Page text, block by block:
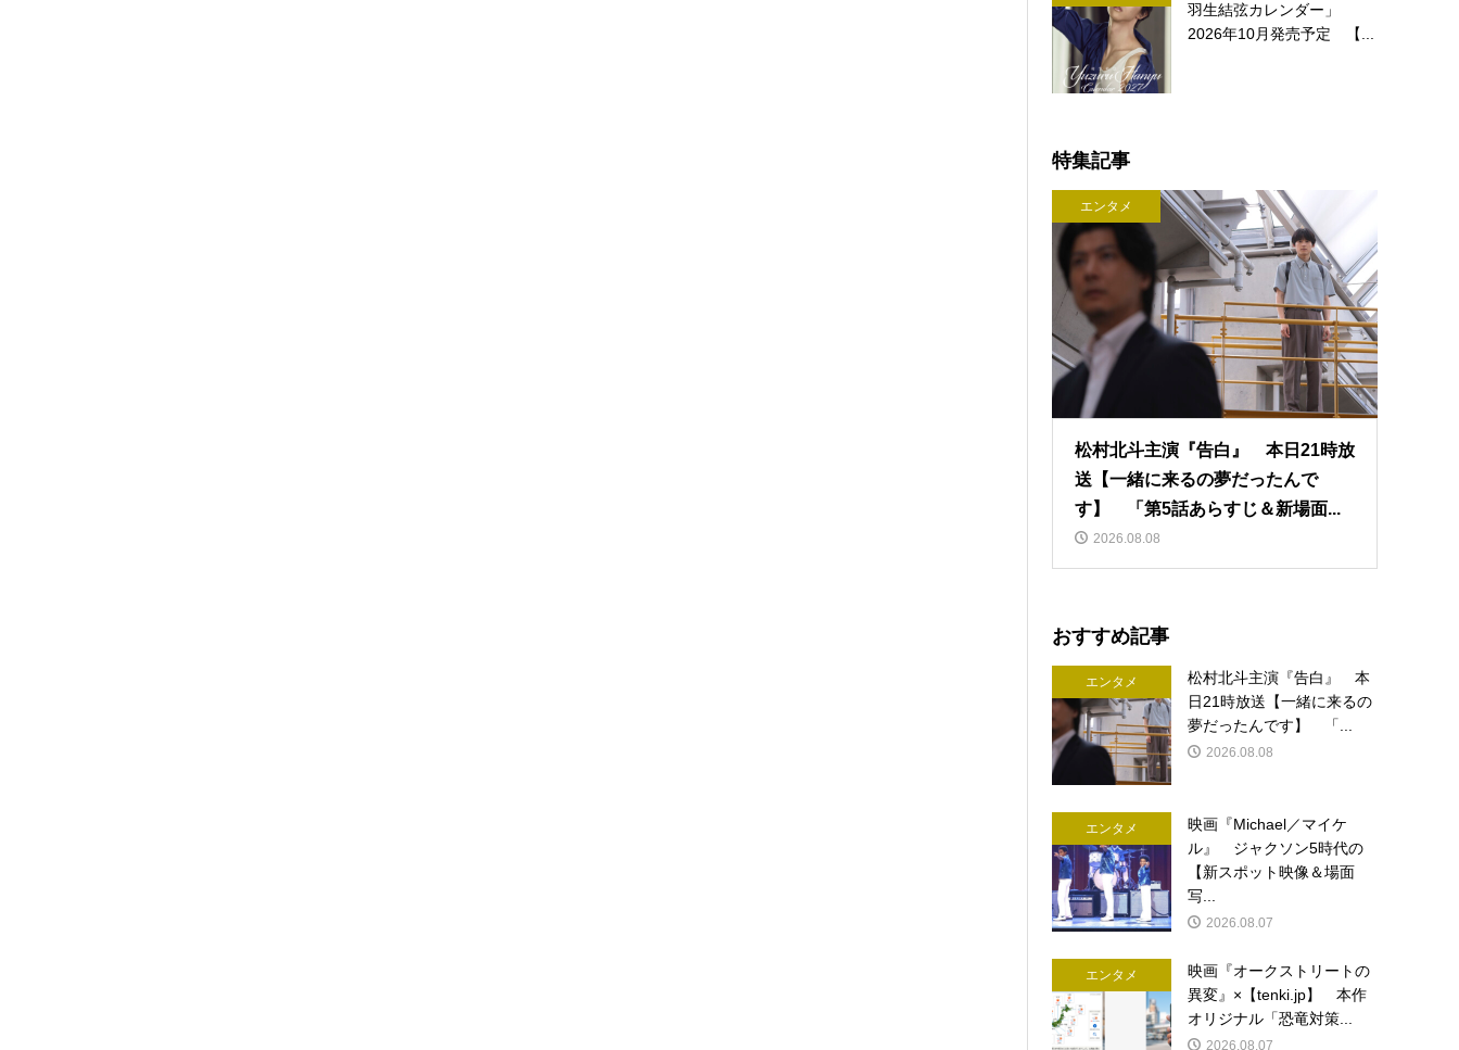
羽生結弦カレンダー」
2026年10月発売予定 【...
特集記事
エンタメ
松村北斗主演『告白』 本日21時放
送【一緒に来るの夢だったんで
す】 「第5話あらすじ＆新場面...
2026.08.08
おすすめ記事
エンタメ
松村北斗主演『告白』 本
日21時放送【一緒に来るの
夢だったんです】 「...
2026.08.08
エンタメ
映画『Michael／マイケ
ル』 ジャクソン5時代の
【新スポット映像＆場面
写...
2026.08.07
エンタメ
映画『オークストリートの
異変』×【tenki.jp】 本作
オリジナル「恐竜対策...
2026.08.07